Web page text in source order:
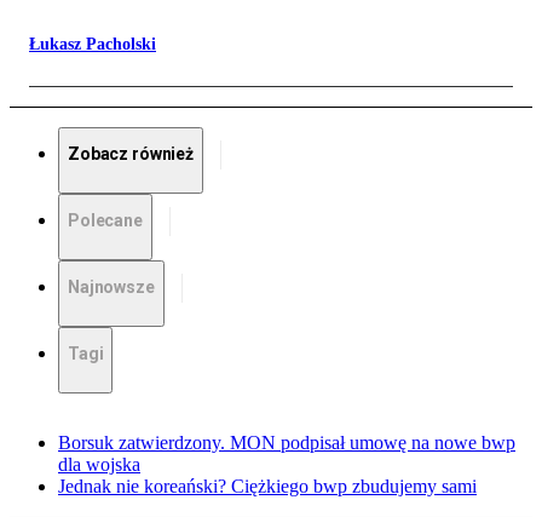
Łukasz Pacholski
Zobacz również
Polecane
Najnowsze
Tagi
Borsuk zatwierdzony. MON podpisał umowę na nowe bwp
dla wojska
Jednak nie koreański? Ciężkiego bwp zbudujemy sami